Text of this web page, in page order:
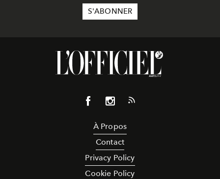
À Propos
Contact
Privacy Policy
Cookie Policy